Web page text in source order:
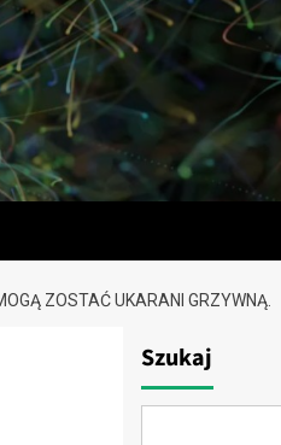
ZOSTAĆ UKARANI GRZYWNĄ.
Szukaj